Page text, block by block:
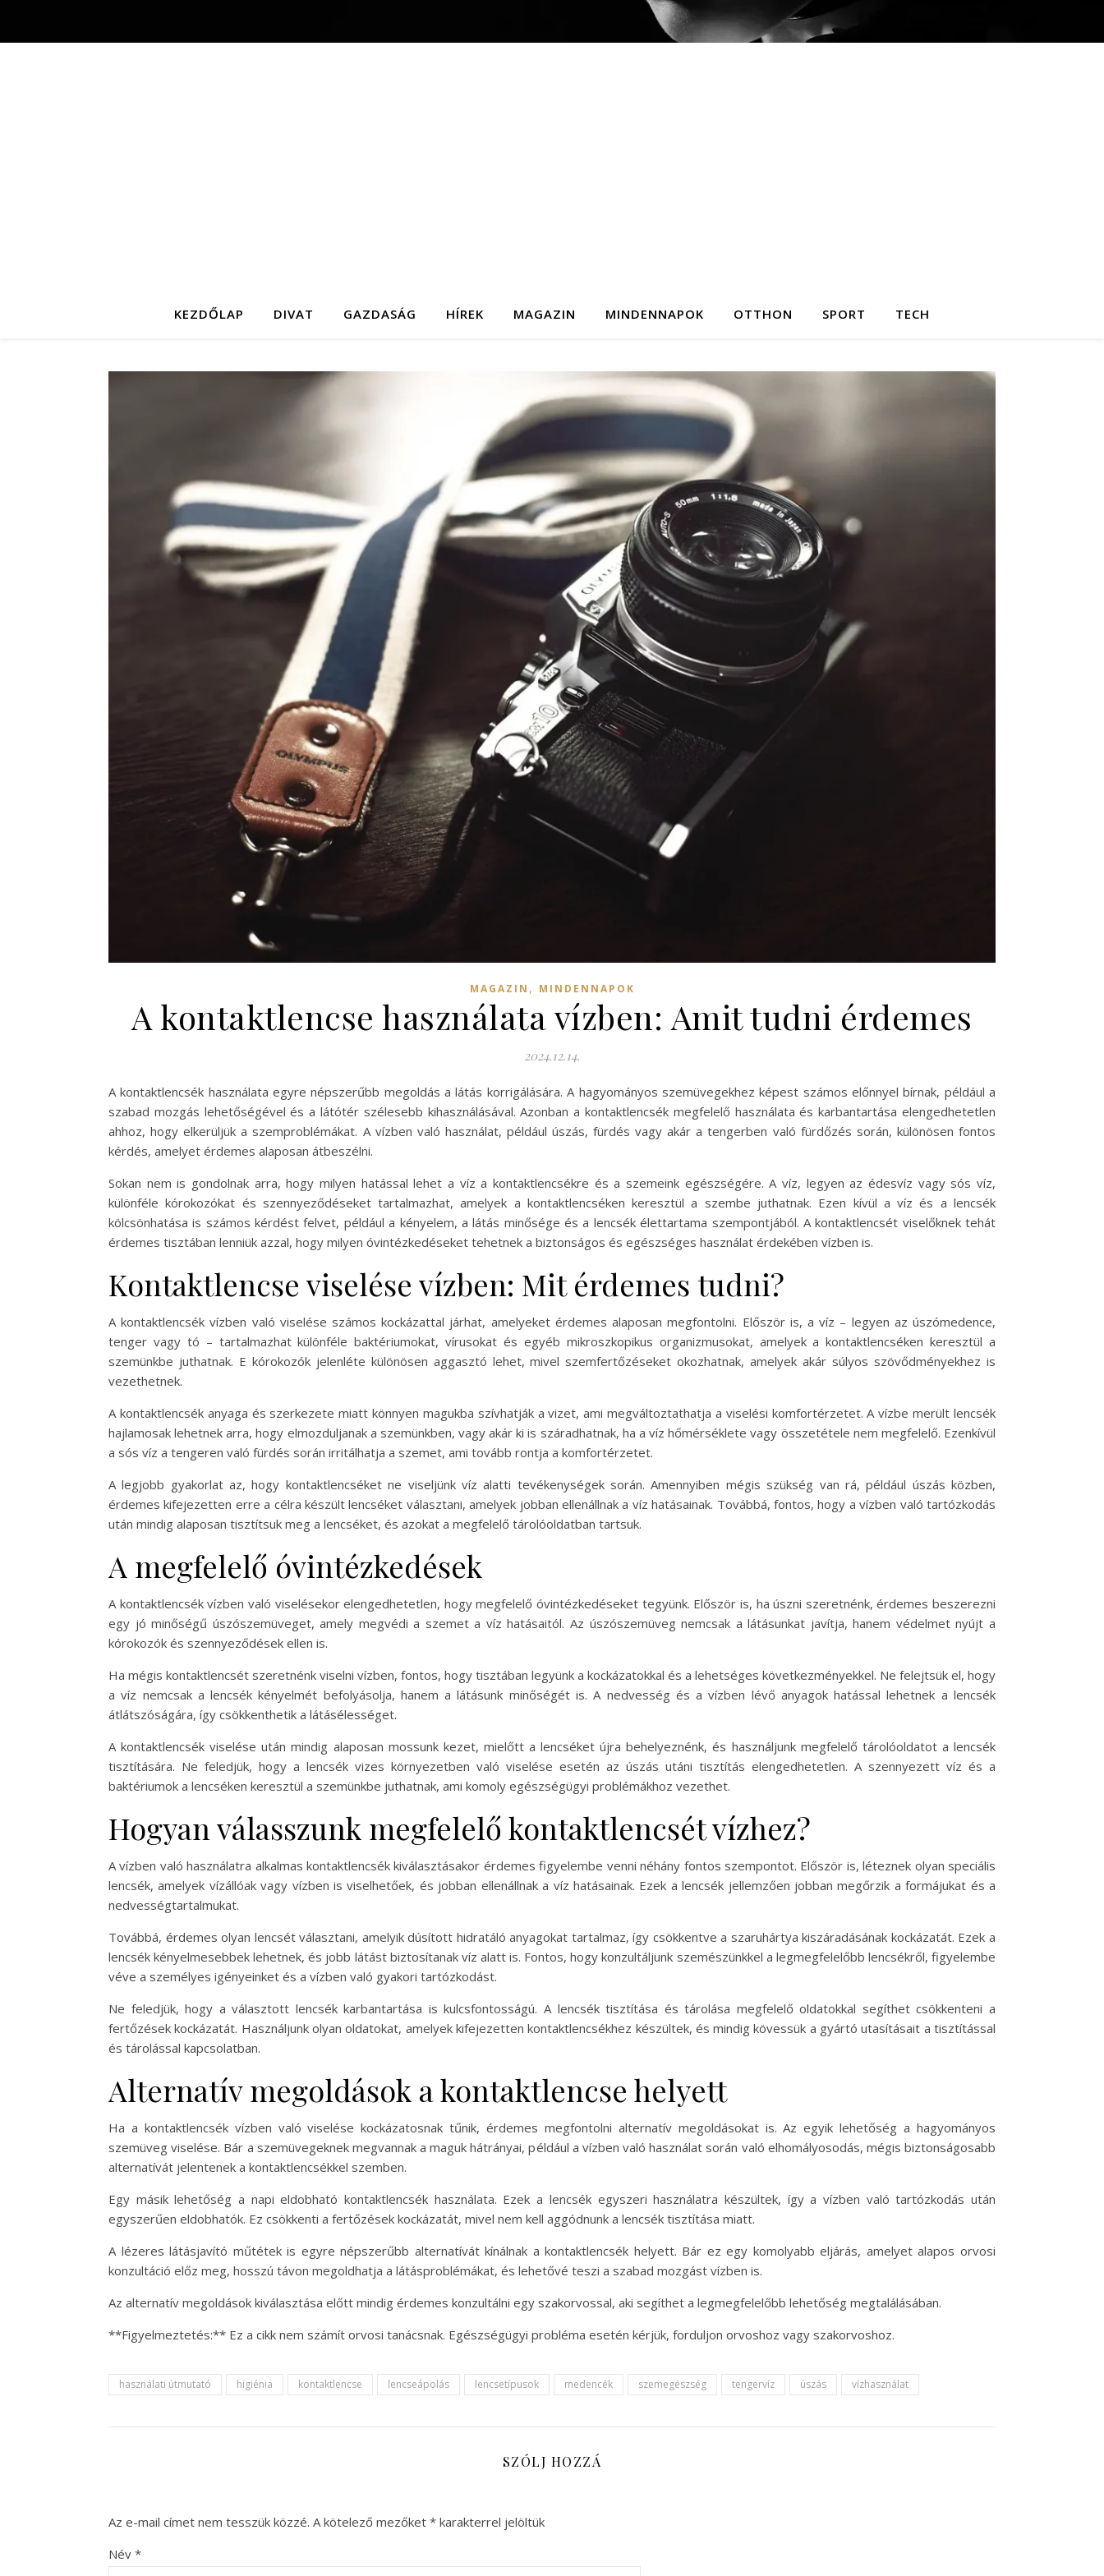
KEZDŐLAP DIVAT GAZDASÁG HÍREK MAGAZIN MINDENNAPOK OTTHON SPORT TECH
MAGAZIN , MINDENNAPOK
A kontaktlencse használata vízben: Amit tudni érdemes
2024.12.14.
A kontaktlencsék használata egyre népszerűbb megoldás a látás korrigálására. A hagyományos szemüvegekhez képest számos előnnyel bírnak, például a
szabad mozgás lehetőségével és a látótér szélesebb kihasználásával. Azonban a kontaktlencsék megfelelő használata és karbantartása elengedhetetlen
ahhoz, hogy elkerüljük a szemproblémákat. A vízben való használat, például úszás, fürdés vagy akár a tengerben való fürdőzés során, különösen fontos
kérdés, amelyet érdemes alaposan átbeszélni.
Sokan nem is gondolnak arra, hogy milyen hatással lehet a víz a kontaktlencsékre és a szemeink egészségére. A víz, legyen az édesvíz vagy sós víz,
különféle kórokozókat és szennyeződéseket tartalmazhat, amelyek a kontaktlencséken keresztül a szembe juthatnak. Ezen kívül a víz és a lencsék
kölcsönhatása is számos kérdést felvet, például a kényelem, a látás minősége és a lencsék élettartama szempontjából. A kontaktlencsét viselőknek tehát
érdemes tisztában lenniük azzal, hogy milyen óvintézkedéseket tehetnek a biztonságos és egészséges használat érdekében vízben is.
Kontaktlencse viselése vízben: Mit érdemes tudni?
A kontaktlencsék vízben való viselése számos kockázattal járhat, amelyeket érdemes alaposan megfontolni. Először is, a víz – legyen az úszómedence,
tenger vagy tó – tartalmazhat különféle baktériumokat, vírusokat és egyéb mikroszkopikus organizmusokat, amelyek a kontaktlencséken keresztül a
szemünkbe juthatnak. E kórokozók jelenléte különösen aggasztó lehet, mivel szemfertőzéseket okozhatnak, amelyek akár súlyos szövődményekhez is
vezethetnek.
A kontaktlencsék anyaga és szerkezete miatt könnyen magukba szívhatják a vizet, ami megváltoztathatja a viselési komfortérzetet. A vízbe merült lencsék
hajlamosak lehetnek arra, hogy elmozduljanak a szemünkben, vagy akár ki is száradhatnak, ha a víz hőmérséklete vagy összetétele nem megfelelő. Ezenkívül
a sós víz a tengeren való fürdés során irritálhatja a szemet, ami tovább rontja a komfortérzetet.
A legjobb gyakorlat az, hogy kontaktlencséket ne viseljünk víz alatti tevékenységek során. Amennyiben mégis szükség van rá, például úszás közben,
érdemes kifejezetten erre a célra készült lencséket választani, amelyek jobban ellenállnak a víz hatásainak. Továbbá, fontos, hogy a vízben való tartózkodás
után mindig alaposan tisztítsuk meg a lencséket, és azokat a megfelelő tárolóoldatban tartsuk.
A megfelelő óvintézkedések
A kontaktlencsék vízben való viselésekor elengedhetetlen, hogy megfelelő óvintézkedéseket tegyünk. Először is, ha úszni szeretnénk, érdemes beszerezni
egy jó minőségű úszószemüveget, amely megvédi a szemet a víz hatásaitól. Az úszószemüveg nemcsak a látásunkat javítja, hanem védelmet nyújt a
kórokozók és szennyeződések ellen is.
Ha mégis kontaktlencsét szeretnénk viselni vízben, fontos, hogy tisztában legyünk a kockázatokkal és a lehetséges következményekkel. Ne felejtsük el, hogy
a víz nemcsak a lencsék kényelmét befolyásolja, hanem a látásunk minőségét is. A nedvesség és a vízben lévő anyagok hatással lehetnek a lencsék
átlátszóságára, így csökkenthetik a látásélességet.
A kontaktlencsék viselése után mindig alaposan mossunk kezet, mielőtt a lencséket újra behelyeznénk, és használjunk megfelelő tárolóoldatot a lencsék
tisztítására. Ne feledjük, hogy a lencsék vizes környezetben való viselése esetén az úszás utáni tisztítás elengedhetetlen. A szennyezett víz és a
baktériumok a lencséken keresztül a szemünkbe juthatnak, ami komoly egészségügyi problémákhoz vezethet.
Hogyan válasszunk megfelelő kontaktlencsét vízhez?
A vízben való használatra alkalmas kontaktlencsék kiválasztásakor érdemes figyelembe venni néhány fontos szempontot. Először is, léteznek olyan speciális
lencsék, amelyek vízállóak vagy vízben is viselhetőek, és jobban ellenállnak a víz hatásainak. Ezek a lencsék jellemzően jobban megőrzik a formájukat és a
nedvességtartalmukat.
Továbbá, érdemes olyan lencsét választani, amelyik dúsított hidratáló anyagokat tartalmaz, így csökkentve a szaruhártya kiszáradásának kockázatát. Ezek a
lencsék kényelmesebbek lehetnek, és jobb látást biztosítanak víz alatt is. Fontos, hogy konzultáljunk szemészünkkel a legmegfelelőbb lencsékről, figyelembe
véve a személyes igényeinket és a vízben való gyakori tartózkodást.
Ne feledjük, hogy a választott lencsék karbantartása is kulcsfontosságú. A lencsék tisztítása és tárolása megfelelő oldatokkal segíthet csökkenteni a
fertőzések kockázatát. Használjunk olyan oldatokat, amelyek kifejezetten kontaktlencsékhez készültek, és mindig kövessük a gyártó utasításait a tisztítással
és tárolással kapcsolatban.
Alternatív megoldások a kontaktlencse helyett
Ha a kontaktlencsék vízben való viselése kockázatosnak tűnik, érdemes megfontolni alternatív megoldásokat is. Az egyik lehetőség a hagyományos
szemüveg viselése. Bár a szemüvegeknek megvannak a maguk hátrányai, például a vízben való használat során való elhomályosodás, mégis biztonságosabb
alternatívát jelentenek a kontaktlencsékkel szemben.
Egy másik lehetőség a napi eldobható kontaktlencsék használata. Ezek a lencsék egyszeri használatra készültek, így a vízben való tartózkodás után
egyszerűen eldobhatók. Ez csökkenti a fertőzések kockázatát, mivel nem kell aggódnunk a lencsék tisztítása miatt.
A lézeres látásjavító műtétek is egyre népszerűbb alternatívát kínálnak a kontaktlencsék helyett. Bár ez egy komolyabb eljárás, amelyet alapos orvosi
konzultáció előz meg, hosszú távon megoldhatja a látásproblémákat, és lehetővé teszi a szabad mozgást vízben is.
Az alternatív megoldások kiválasztása előtt mindig érdemes konzultálni egy szakorvossal, aki segíthet a legmegfelelőbb lehetőség megtalálásában.
**Figyelmeztetés:** Ez a cikk nem számít orvosi tanácsnak. Egészségügyi probléma esetén kérjük, forduljon orvoshoz vagy szakorvoshoz.
használati útmutató higiénia kontaktlencse lencseápolás lencsetípusok medencék szemegészség tengervíz úszás vízhasználat
SZÓLJ HOZZÁ
Az e-mail címet nem tesszük közzé. A kötelező mezőket * karakterrel jelöltük
Név *